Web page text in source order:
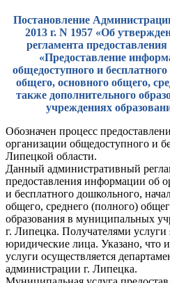
Постановление
2013 г. N 1957 «Об
регламента
«Предоставление
общедоступного и
общего, основного общего,
также дополнительного
учреждениях
Обозначен процесс
организации общедоступного и
Липецкой области.
Данный административный
предоставления информации об
и бесплатного дошкольного,
общего, среднего (полного)
образования в муниципальных
г. Липецка. Получателями услуги
юридические лица. Указано, что
услуги осуществляется
администрации г. Липецка.